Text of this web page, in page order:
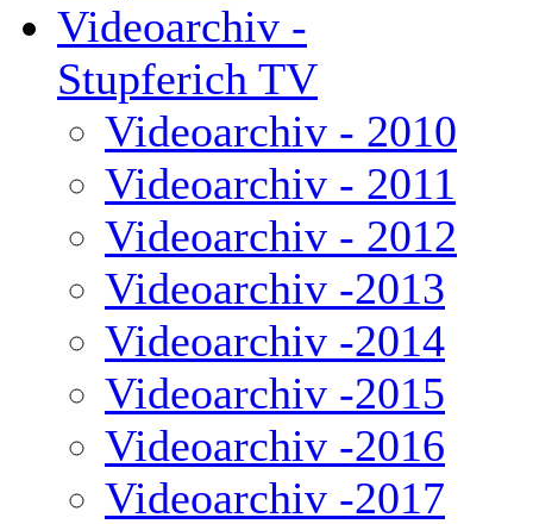
Videoarchiv -
Stupferich TV
Videoarchiv - 2010
Videoarchiv - 2011
Videoarchiv - 2012
Videoarchiv -2013
Videoarchiv -2014
Videoarchiv -2015
Videoarchiv -2016
Videoarchiv -2017